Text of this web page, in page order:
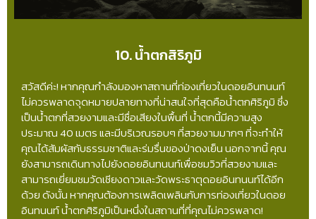
10. น้ำตกสิริภูมิ
สวัสดีค่ะ! หากคุณกำลังมองหาสถานที่ท่องเที่ยวในดอยอินทนนท์
ไม่ควรพลาดจุดหมายปลายทางที่น่าสนใจที่สุดคือน้ำตกศิริภูมิ ซึ่ง
เป็นน้ำตกที่สวยงามและมีชื่อเสียงในพื้นที่ น้ำตกนี้มีความสูง
ประมาณ 40 เมตร และมีบริเวณรอบๆ ที่สวยงามมากๆ ที่จะทำให้
คุณได้สัมผัสกับธรรมชาติและร่มรื่นของป่าดงเย็น นอกจากนี้ คุณ
ยังสามารถเดินทางไปยังดอยอินทนนท์เพื่อชมวิวที่สวยงามและ
สามารถเยี่ยมชมวัดเชียงดาวและวัดพระธาตุดอยอินทนนท์ได้อีก
ด้วย ดังนั้น หากคุณต้องการเพลิดเพลินกับการท่องเที่ยวในดอย
อินทนนท์ น้ำตกศิริภูมิเป็นหนึ่งในสถานที่ที่คุณไม่ควรพลาด!